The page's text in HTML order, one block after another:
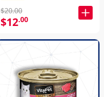
$20.00
$12.00